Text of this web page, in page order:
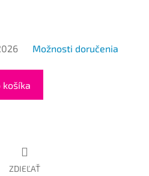
Možnosti doručenia
košíka
ZDIEĽAŤ